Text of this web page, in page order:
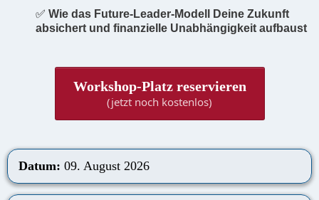
✅ Wie das Future-Leader-Modell Deine Zukunft
absichert und finanzielle Unabhängigkeit aufbaust
Workshop-Platz reservieren
(jetzt noch kostenlos)
Datum: 09. August 2026